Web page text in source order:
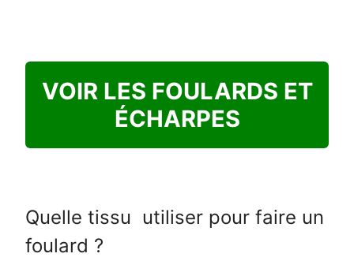
VOIR LES FOULARDS ET
ÉCHARPES
Quelle tissu utiliser pour faire un
foulard ?